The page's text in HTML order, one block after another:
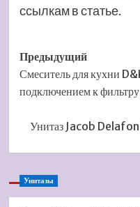
ссылкам в статье.
Навигация
записи
Предыдущий
Смеситель для кухни
подключением к
Унитаз Jacob
Унитазы